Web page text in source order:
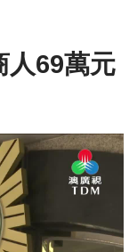
人69萬元